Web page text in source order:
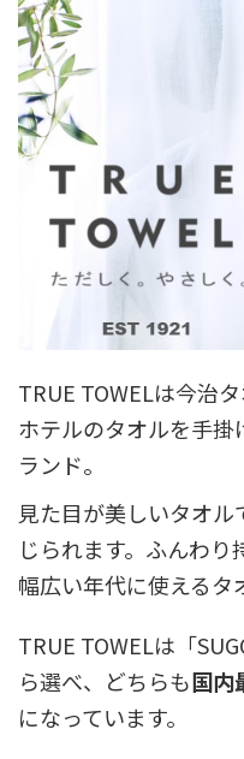
TRUE TOWELは今治
ホテルのタオルを手
ランド。
見た目が美しいタオ
じられます。ふんわり
幅広い年代に使えるタ
TRUE TOWELは「
ら選べ、どちらも国内
になっています。